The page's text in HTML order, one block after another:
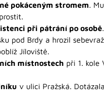
pokáceným stromem.
při pátrání po osobě
pod Brdy a hrozil
Jíloviště.
místnostech při 1. kole
v ulici Pražská.